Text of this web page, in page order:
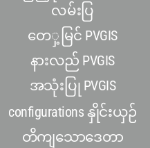
လမ်းပြ
တေှ့မြင် PVGIS
နားလည် PVGIS
အသုံးပြု PVGIS
configurations နှိုင်းယှဉ်
တိကျသောဒေတာ